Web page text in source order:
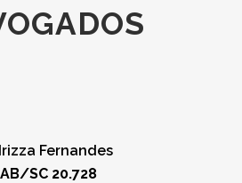
Fernandes
SC 20.728